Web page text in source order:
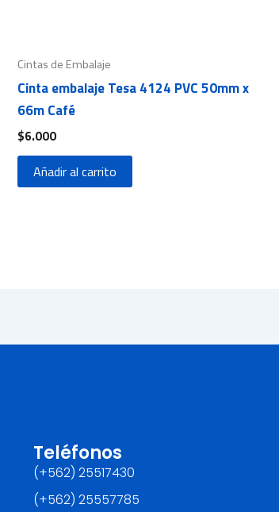
Cintas de Embalaje
Cinta embalaje Tesa 4124 PVC 50mm x
66m Café
$6.000
Añadir al carrito
Teléfonos
(+562) 25517430‬
(+562) 25557785